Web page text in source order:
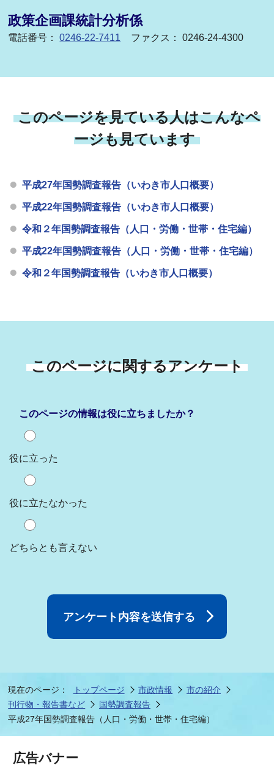
政策企画課統計分析係
電話番号：0246-22-7411 ファクス： 0246-24-4300
このページを見ている人はこんなペ
ージも見ています
平成27年国勢調査報告（いわき市人口概要）
平成22年国勢調査報告（いわき市人口概要）
令和２年国勢調査報告（人口・労働・世帯・住宅編）
平成22年国勢調査報告（人口・労働・世帯・住宅編）
令和２年国勢調査報告（いわき市人口概要）
このページに関するアンケート
このページの情報は役に立ちましたか？
役に立った
役に立たなかった
どちらとも言えない
現在のページ： トップページ 市政情報
市の紹介
刊行物・報告書など
国勢調査報告
平成27年国勢調査報告（人口・労働・世帯・住宅編）
広告バナー